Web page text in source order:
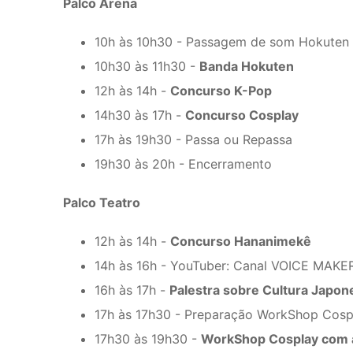
10h às 10h30 - Passagem de som Hokuten
10h30 às 11h30 - Banda Hokuten
12h às 14h - Concurso K-Pop
14h30 às 17h - Concurso Cosplay
17h às 19h30 - Passa ou Repassa
19h30 às 20h - Encerramento
Palco Teatro
12h às 14h - Concurso Hananimekê
14h às 16h - YouTuber: Canal VOICE
16h às 17h - Palestra sobre Cultura
17h às 17h30 - Preparação WorkShop
17h30 às 19h30 - WorkShop Cosplay com